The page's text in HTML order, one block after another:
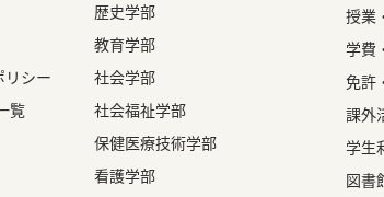
リシー
覧
歴史学部
教育学部
社会学部
社会福祉学部
保健医療技術学部
看護学部
授業
学費
免許
課外
学生
図書